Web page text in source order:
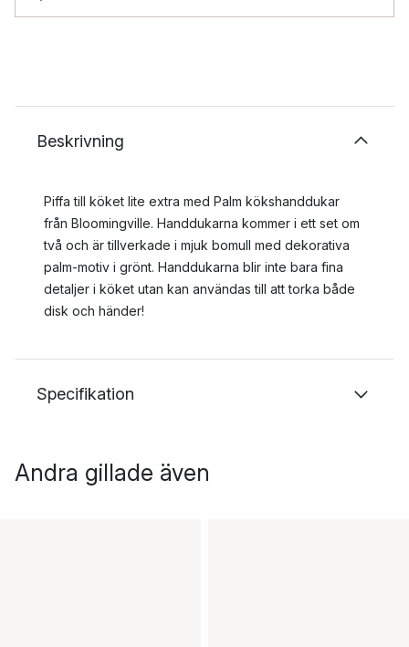
Beskrivning
Piffa till köket lite extra med Palm kökshanddukar
från Bloomingville. Handdukarna kommer i ett set om
två och är tillverkade i mjuk bomull med dekorativa
palm-motiv i grönt. Handdukarna blir inte bara fina
detaljer i köket utan kan användas till att torka både
disk och händer!
Specifikation
Andra gillade även